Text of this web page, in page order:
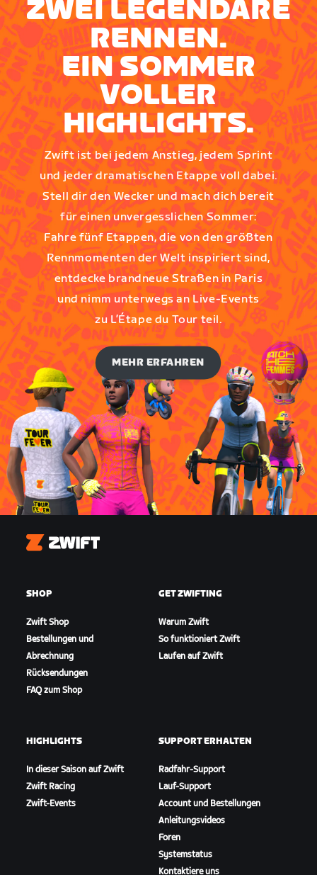
ZWEI LEGENDÄRE
RENNEN.
EIN SOMMER
VOLLER
HIGHLIGHTS.
Zwift ist bei jedem Anstieg, jedem Sprint
und jeder dramatischen Etappe voll dabei.
Stell dir den Wecker und mach dich bereit
für einen unvergesslichen Sommer:
Fahre fünf Etappen, die von den größten
Rennmomenten der Welt inspiriert sind,
entdecke brandneue Straßen in Paris
und nimm unterwegs an Live-Events
zu L’Étape du Tour teil.
MEHR ERFAHREN
Zwift
SHOP
Zwift Shop
Bestellungen und
Abrechnung
Rücksendungen
FAQ zum Shop
GET ZWIFTING
Warum Zwift
So funktioniert Zwift
Laufen auf Zwift
HIGHLIGHTS
In dieser Saison auf Zwift
Zwift Racing
Zwift-Events
SUPPORT ERHALTEN
Radfahr-Support
Lauf-Support
Account und Bestellungen
Anleitungsvideos
Foren
Systemstatus
Kontaktiere uns